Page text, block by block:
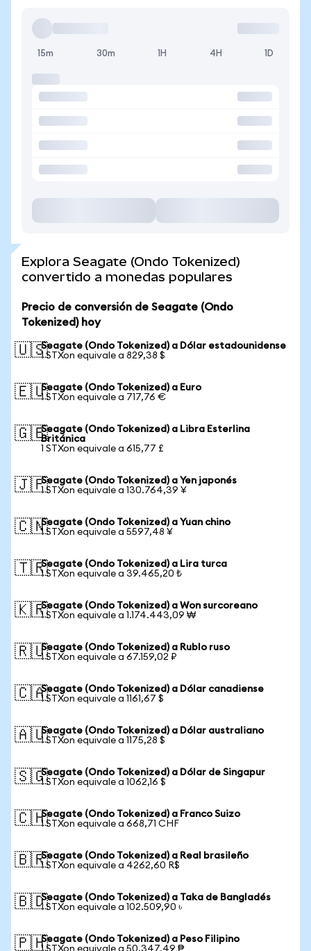
15m 30m 1H 4H 1D
Explora Seagate (Ondo Tokenized)
convertido a monedas populares
Precio de conversión de Seagate (Ondo
Tokenized) hoy
🇺🇸Seagate (Ondo Tokenized) a Dólar estadounidense
1 STXon equivale a 829,38 $
🇪🇺Seagate (Ondo Tokenized) a Euro
1 STXon equivale a 717,76 €
🇬🇧Seagate (Ondo Tokenized) a Libra Esterlina
Británica
1 STXon equivale a 615,77 £
🇯🇵Seagate (Ondo Tokenized) a Yen japonés
1 STXon equivale a 130.764,39 ¥
🇨🇳Seagate (Ondo Tokenized) a Yuan chino
1 STXon equivale a 5597,48 ¥
🇹🇷Seagate (Ondo Tokenized) a Lira turca
1 STXon equivale a 39.465,20 ₺
🇰🇷Seagate (Ondo Tokenized) a Won surcoreano
1 STXon equivale a 1.174.443,09 ₩
🇷🇺Seagate (Ondo Tokenized) a Rublo ruso
1 STXon equivale a 67.159,02 ₽
🇨🇦Seagate (Ondo Tokenized) a Dólar canadiense
1 STXon equivale a 1161,67 $
🇦🇺Seagate (Ondo Tokenized) a Dólar australiano
1 STXon equivale a 1175,28 $
🇸🇬Seagate (Ondo Tokenized) a Dólar de Singapur
1 STXon equivale a 1062,16 $
🇨🇭Seagate (Ondo Tokenized) a Franco Suizo
1 STXon equivale a 668,71 CHF
🇧🇷Seagate (Ondo Tokenized) a Real brasileño
1 STXon equivale a 4262,60 R$
🇧🇩Seagate (Ondo Tokenized) a Taka de Bangladés
1 STXon equivale a 102.509,90 ৳
🇵🇭Seagate (Ondo Tokenized) a Peso Filipino
1 STXon equivale a 50.347,49 ₱